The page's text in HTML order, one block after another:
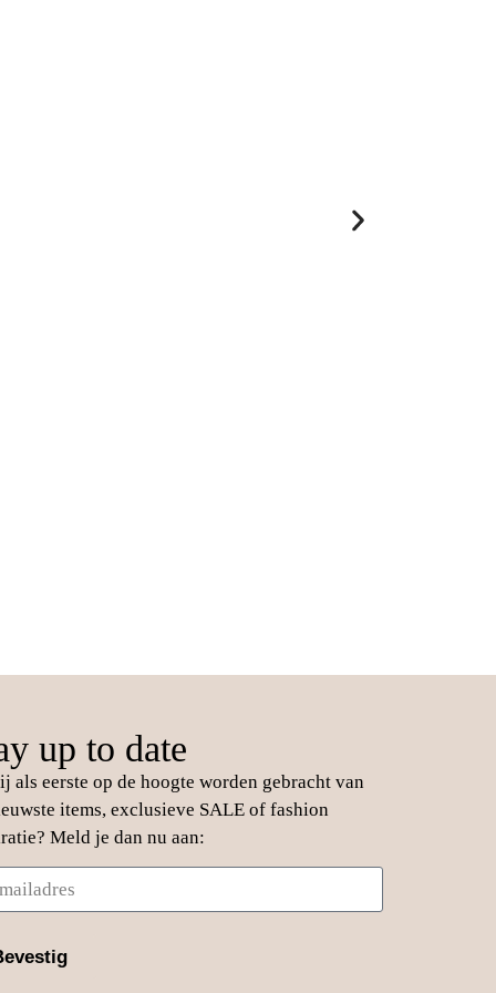
up to date
als eerste op de hoogte worden gebracht van
items, exclusieve SALE of fashion
Meld je dan nu aan: